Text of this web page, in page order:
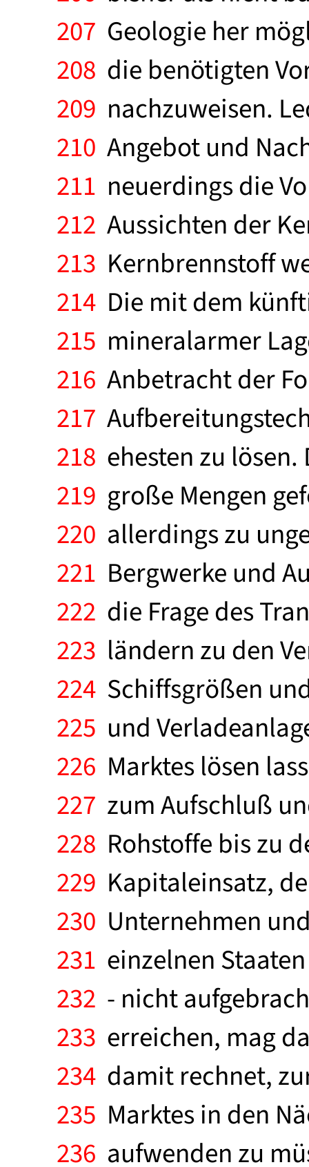
207 Geologie her
208 die benötigten
209 nachzuweisen.
210 Angebot und
211 neuerdings die
212 Aussichten der
213 Kernbrennstoff
214 Die mit dem
215 mineralarmer
216 Anbetracht der
217
218 ehesten zu
219 große Mengen
220 allerdings zu
221 Bergwerke und
222 die Frage des
223 ländern zu den
224 Schiffsgrößen
225 und
226 Marktes lösen
227 zum Aufschluß
228 Rohstoffe bis zu
229 Kapitaleinsatz,
230 Unternehmen
231 einzelnen
232 - nicht
233 erreichen, mag
234 damit rechnet,
235 Marktes in den
236 aufwenden zu